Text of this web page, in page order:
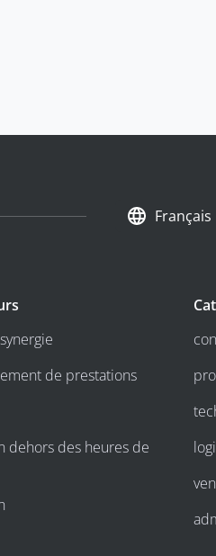
Français
de prestations
dehors des heures de